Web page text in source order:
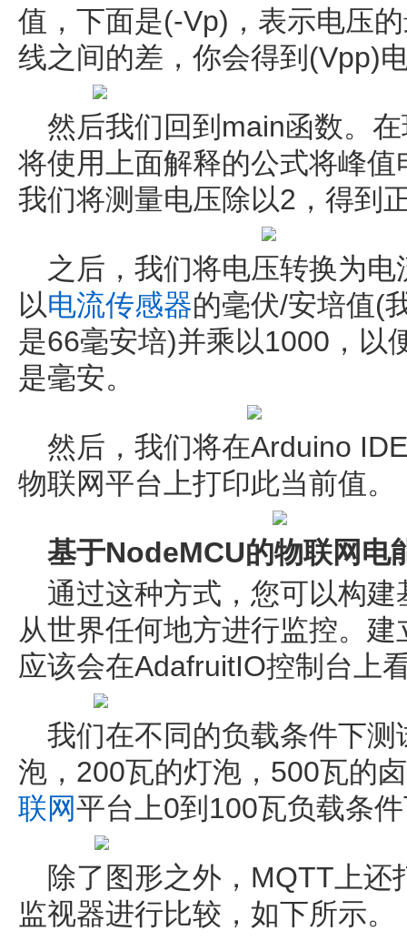
值，下面是(-Vp)，表示电压
线之间的差，你会得到(Vpp)
然后我们回到main函数。
将使用上面解释的公式将峰
我们将测量电压除以2，得到
之后，我们将电压转换为
以电流传感器的毫伏/安培值(
是66毫安培)并乘以1000，以
是毫安。
然后，我们将在Arduino
物联网平台上打印此当前值。
基于NodeMCU的物联网电
通过这种方式，您可以构
从世界任何地方进行监控。
应该会在AdafruitIO控制台上
我们在不同的负载条件下
泡，200瓦的灯泡，500瓦的
联网平台上0到100瓦负载条
除了图形之外，MQTT上
监视器进行比较，如下所示。